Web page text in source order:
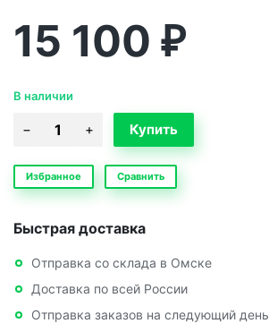
15 100 ₽
В наличии
Избранное Сравнить
Быстрая доставка
Отправка со склада в Омске
Доставка по всей России
Отправка заказов на следующий день